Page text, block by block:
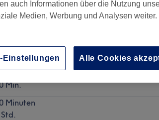
anzeigen
Minuten
Min.
Minuten
Std.
auch Informationen über die Nutzung
Medien, Werbung und Analysen weiter.
Einstellungen Alle Cookies